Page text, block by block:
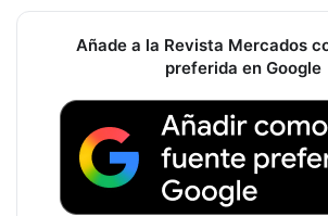
Añade a la Revista Mercados
preferida en Google